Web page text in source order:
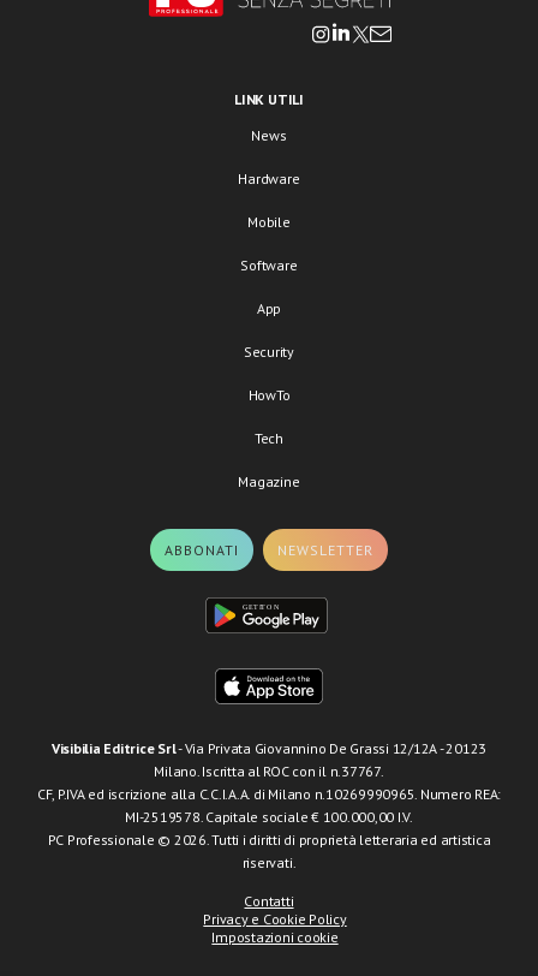
LINK UTILI
News
Hardware
Mobile
Software
App
Security
HowTo
Tech
Magazine
ABBONATI NEWSLETTER
Visibilia Editrice Srl- Via Privata Giovannino De Grassi 12/12A - 20123
Milano. Iscritta al ROC con il n.37767.
CF, P.IVA ed iscrizione alla C.C.I.A.A. di Milano n.10269990965. Numero REA:
MI-2519578. Capitale sociale € 100.000,00 I.V.
PC Professionale © 2026. Tutti i diritti di proprietà letteraria ed artistica
riservati.
Contatti
Privacy e Cookie Policy
Impostazioni cookie